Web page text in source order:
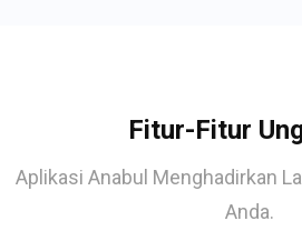
Fitur-Fitur
Aplikasi Anabul Menghadirkan
Anda.